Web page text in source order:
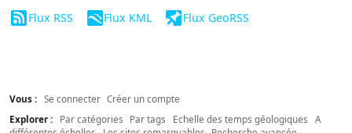
Flux RSS Flux KML Flux GeoRSS
Vous : Se connecter Créer un compte
Explorer :
Par catégories Par tags Echelle des temps géologiques
A